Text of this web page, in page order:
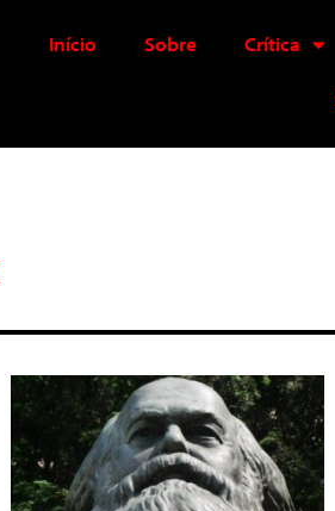
Início Sobre Crítica